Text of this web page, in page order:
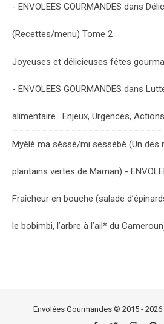
- ENVOLEES GOURMANDES dans
(Recettes/menu) Tome 2
Joyeuses et délicieuses fêtes
- ENVOLEES GOURMANDES dans
alimentaire : Enjeux, Urgences,
Myèlè ma sèssè/mi sessèbè (Un des
plantains vertes de Maman) -
Fraîcheur en bouche (salade
le bobimbi, l’arbre à l’ail* du
Envolées Gourmandes © 2015 -